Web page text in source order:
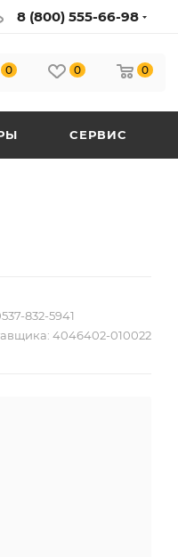
8 (800) 555-66-98
0 0 0
СЕРВИС
832-5941
4046402-010022